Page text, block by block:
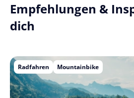
Empfehlungen &
dich
Radfahren Mountainbike